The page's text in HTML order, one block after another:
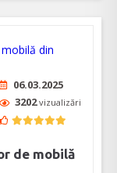
06.03.2025
3202vizualizări
de mobilă